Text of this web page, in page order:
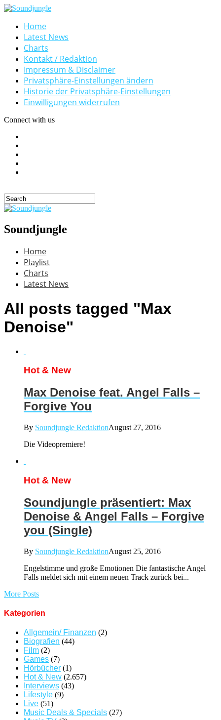
Home
Latest News
Charts
Kontakt / Redaktion
Impressum & Disclaimer
Privatsphäre-Einstellungen ändern
Historie der Privatsphäre-Einstellungen
Einwilligungen widerrufen
Connect with us
Soundjungle
Home
Playlist
Charts
Latest News
All posts tagged "Max
Denoise"
Hot & New
Max Denoise feat. Angel Falls –
Forgive You
By Soundjungle RedaktionAugust 27, 2016
Die Videopremiere!
Hot & New
Soundjungle präsentiert: Max
Denoise & Angel Falls – Forgive
you (Single)
By Soundjungle RedaktionAugust 25, 2016
Engelstimme und große Emotionen Die fantastische Angel
Falls meldet sich mit einem neuen Track zurück bei...
More Posts
Kategorien
Allgemein/ Finanzen (2)
Biografien (44)
Film (2)
Games (7)
Hörbücher (1)
Hot & New (2.657)
Interviews (43)
Lifestyle (9)
Live (51)
Music Deals & Specials (27)